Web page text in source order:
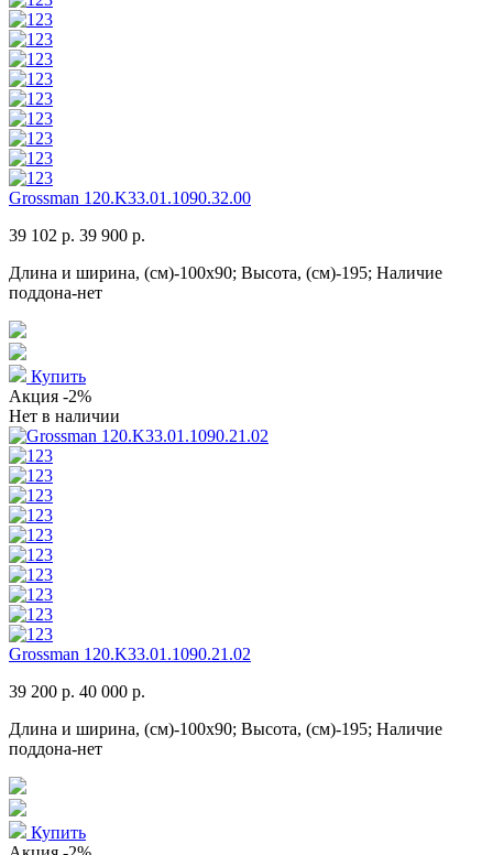
Grossman 120.K33.01.1090.32.00
39 102 р. 39 900 р.
Длина и ширина, (см)-100x90; Высота, (см)-195; Наличие
поддона-нет
Купить
Акция -2%
Нет в наличии
Grossman 120.K33.01.1090.21.02
39 200 р. 40 000 р.
Длина и ширина, (см)-100x90; Высота, (см)-195; Наличие
поддона-нет
Купить